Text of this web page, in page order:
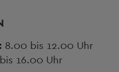
8.00 bis 12.00 Uhr
16.00 Uhr